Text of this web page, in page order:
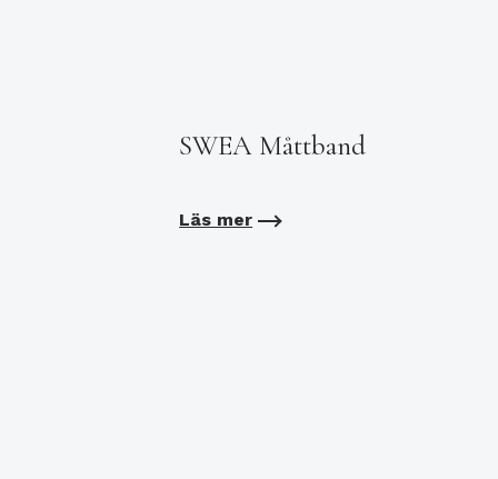
SWEA Måttband
Läs mer